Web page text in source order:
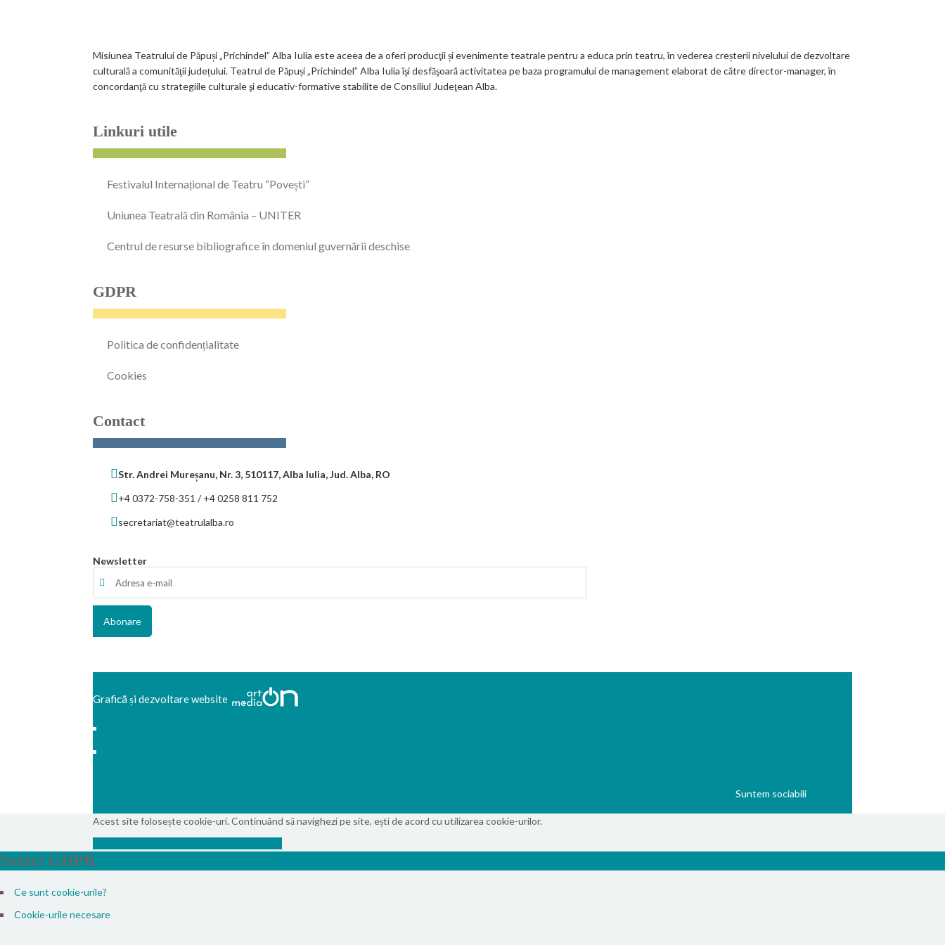
Misiunea Teatrului de Păpuși „Prichindel” Alba Iulia este aceea de a oferi producţii și evenimente teatrale pentru a educa prin teatru, în vederea creșterii nivelului de dezvoltare
culturală a comunităţii județului. Teatrul de Păpuși „Prichindel” Alba Iulia îşi desfăşoară activitatea pe baza programului de management elaborat de către director-manager, în
concordanţă cu strategiile culturale şi educativ-formative stabilite de Consiliul Judeţean Alba.
Linkuri utile
Festivalul Internațional de Teatru “Povești”
Uniunea Teatrală din România – UNITER
Centrul de resurse bibliografice în domeniul guvernării deschise
GDPR
Politica de confidențialitate
Cookies
Contact
Str. Andrei Mureșanu, Nr. 3, 510117, Alba Iulia, Jud. Alba, RO
+4 0372-758-351 / +4 0258 811 752
secretariat@teatrulalba.ro
Newsletter
Graficã și dezvoltare website
Suntem sociabili
Acest site folosește cookie-uri. Continuând să navighezi pe site, ești de acord cu utilizarea cookie-urilor.
Setări GDPR
Ce sunt cookie-urile?
Cookie-urile necesare